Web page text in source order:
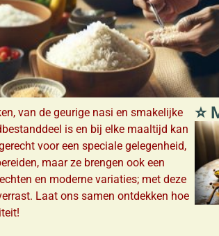
van de geurige nasi en smakelijke
is en bij elke maaltijd kan
voor een speciale gelegenheid,
maar ze brengen ook een
en moderne variaties; met deze
Laat ons samen ontdekken hoe
⭐